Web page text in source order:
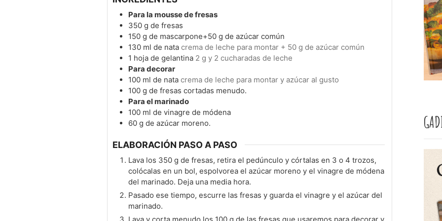
Para la mousse de fresas
350 g de fresas
150 g de mascarpone+50 g de azúcar común
130 ml de nata crema de leche para montar + 50 g de azúcar común
1 hoja de gelantina 2 g y 2 cucharadas de leche
Para decorar
100 ml de nata crema de leche para montar y azúcar al gusto
100 g de fresas cortadas menudo.
Para el marinado
100 ml de vinagre de módena
60 g de azúcar moreno.
ELABORACIÓN PASO A PASO
Lava los 350 g de fresas, retira el pedúnculo y córtalas en 3 o 4 trozos,
colócalas en un bol, espolvorea el azúcar moreno y el vinagre de módena
del marinado. Deja una media hora.
Pasado ese tiempo, escurre las fresas y guarda el vinagre y el azúcar del
marinado.